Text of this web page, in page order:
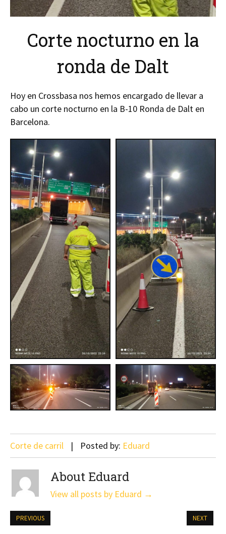
Corte nocturno en la
ronda de Dalt
Hoy en Crossbasa nos hemos encargado de llevar a
cabo un corte nocturno en la B-10 Ronda de Dalt en
Barcelona.
Corte de carril Posted by: Eduard
About Eduard
View all posts by Eduard →
PREVIOUS NEXT